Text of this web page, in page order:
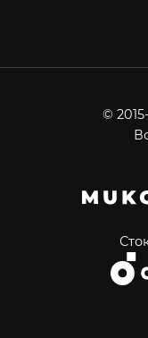
©